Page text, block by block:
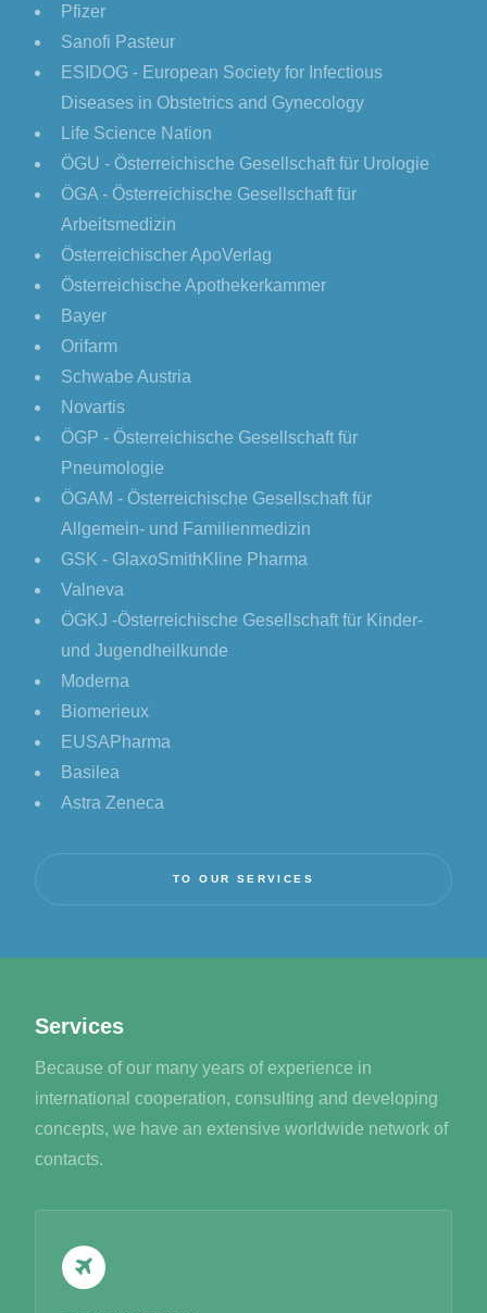
Pfizer
Sanofi Pasteur
ESIDOG - European Society for Infectious
Diseases in Obstetrics and Gynecology
Life Science Nation
ÖGU - Österreichische Gesellschaft für Urologie
ÖGA - Österreichische Gesellschaft für
Arbeitsmedizin
Österreichischer ApoVerlag
Österreichische Apothekerkammer
Bayer
Orifarm
Schwabe Austria
Novartis
ÖGP - Österreichische Gesellschaft für
Pneumologie
ÖGAM - Österreichische Gesellschaft für
Allgemein- und Familienmedizin
GSK - GlaxoSmithKline Pharma
Valneva
ÖGKJ -Österreichische Gesellschaft für Kinder-
und Jugendheilkunde
Moderna
Biomerieux
EUSAPharma
Basilea
Astra Zeneca
TO OUR SERVICES
Services
Because of our many years of experience in
international cooperation, consulting and developing
concepts, we have an extensive worldwide network of
contacts.